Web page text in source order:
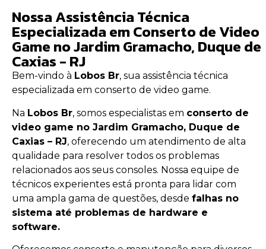
Nossa Assistência Técnica
Especializada em Conserto de Video
Game no Jardim Gramacho, Duque de
Caxias - RJ
Bem-vindo à Lobos Br, sua assistência técnica
especializada em conserto de video game.
Na Lobos Br, somos especialistas em conserto de
video game no Jardim Gramacho, Duque de
Caxias – RJ, oferecendo um atendimento de alta
qualidade para resolver todos os problemas
relacionados aos seus consoles. Nossa equipe de
técnicos experientes está pronta para lidar com
uma ampla gama de questões, desde falhas no
sistema até problemas de hardware e
software.